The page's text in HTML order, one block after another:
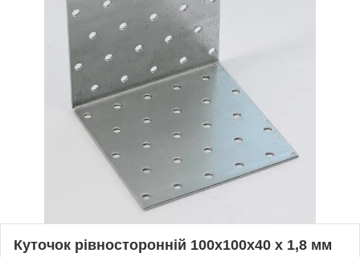
Куточок рівносторонній 100х100х40 х 1,8 мм